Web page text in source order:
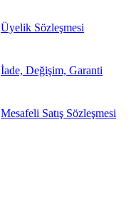
Üyelik Sözleşmesi
İade, Değişim, Garanti
Mesafeli Satış Sözleşmesi